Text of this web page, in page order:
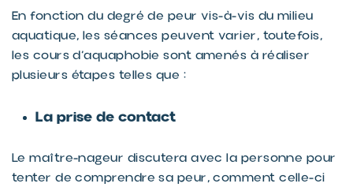
En fonction du degré de peur vis-à-vis du milieu
aquatique, les séances peuvent varier, toutefois,
les cours d’aquaphobie sont amenés à réaliser
plusieurs étapes telles que :
La prise de contact
Le maître-nageur discutera avec la personne pour
tenter de comprendre sa peur, comment celle-ci